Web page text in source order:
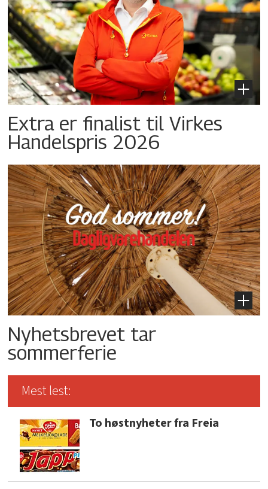
Extra er finalist til Virkes
Handelspris 2026
Nyhetsbrevet tar
sommerferie
Mest lest:
To høstnyheter fra Freia